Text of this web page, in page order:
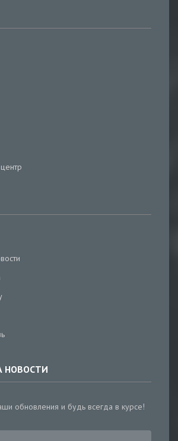
НОВОСТИ
обновления и будь всегда в курсе!